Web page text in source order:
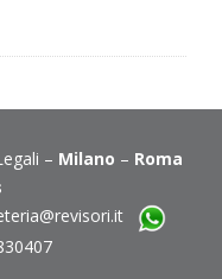
– Milano – Roma